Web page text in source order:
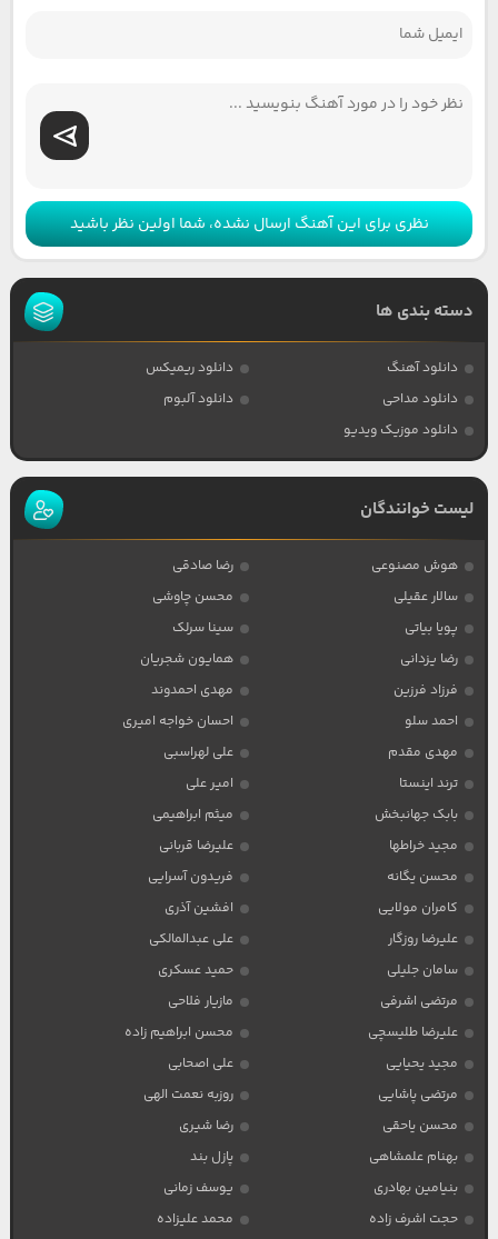
نظری برای این آهنگ ارسال نشده، شما اولین نظر باشید
دسته بندی ها
دانلود آهنگ
دانلود ریمیکس
دانلود مداحی
دانلود آلبوم
دانلود موزیک ویدیو
لیست خوانندگان
هوش مصنوعی
رضا صادقی
سالار عقیلی
محسن چاوشی
پویا بیاتی
سینا سرلک
رضا یزدانی
همایون شجریان
فرزاد فرزین
مهدی احمدوند
احمد سلو
احسان خواجه امیری
مهدی مقدم
علی لهراسبی
ترند اینستا
امیر علی
بابک جهانبخش
میثم ابراهیمی
مجید خراطها
علیرضا قربانی
محسن یگانه
فریدون آسرایی
کامران مولایی
افشین آذری
علیرضا روزگار
علی عبدالمالکی
سامان جلیلی
حمید عسکری
مرتضی اشرفی
مازیار فلاحی
علیرضا طلیسچی
محسن ابراهیم زاده
مجید یحیایی
علی اصحابی
مرتضی پاشایی
روزبه نعمت الهی
محسن یاحقی
رضا شیری
بهنام علمشاهی
پازل بند
بنیامین بهادری
یوسف زمانی
حجت اشرف زاده
محمد علیزاده